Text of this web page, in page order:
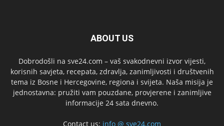
ABOUT US
Dobrodošli na sve24.com – vaš svakodnevni izvor vijesti,
korisnih savjeta, recepata, zdravlja, zanimljivosti i društvenih
tema iz Bosne i Hercegovine, regiona i svijeta. Naša misija je
jednostavna: pružiti vam pouzdane, provjerene i zanimljive
informacije 24 sata dnevno.
Contact us: info @ sve24.com